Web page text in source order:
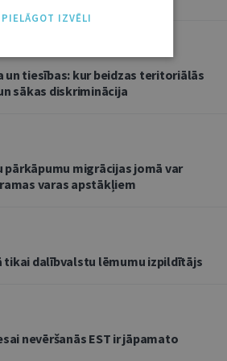
tiesības: kur beidzas teritoriālās
sākas diskriminācija
pārkāpumu migrācijas jomā var
varas apstākļiem
tikai dalībvalstu lēmumu izpildītājs
nevēršanās EST ir jāpamato
PIELĀGOT IZVĒLI